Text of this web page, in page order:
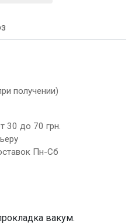
получении)
30 до 70 грн.
Пн-Сб
вакум.